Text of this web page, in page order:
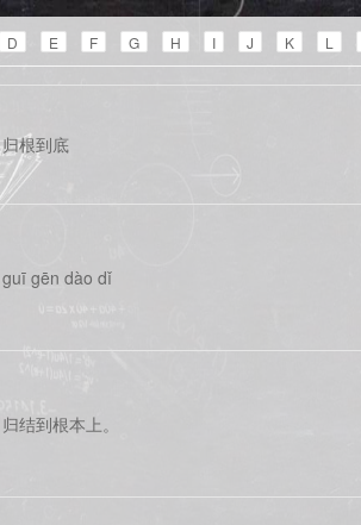
D E F G H I J K L
归根到底
guī gēn dào dǐ
归结到根本上。